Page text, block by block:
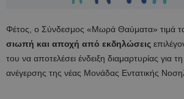
Φέτος, ο Σύνδεσμος «Μωρά Θαύματα» τιμά
σιωπή και αποχή από εκδηλώσεις
του να αποτελέσει ένδειξη διαμαρτυρίας για
ανέγερσης της νέας Μονάδας Εντατικής